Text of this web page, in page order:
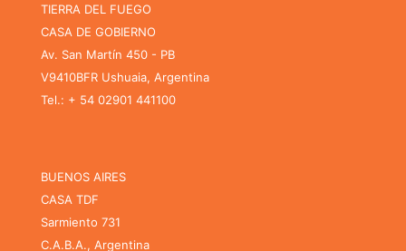
TIERRA DEL FUEGO
CASA DE GOBIERNO
Av. San Martín 450 - PB
V9410BFR Ushuaia, Argentina
Tel.: + 54 02901 441100
BUENOS AIRES
CASA TDF
Sarmiento 731
C.A.B.A., Argentina